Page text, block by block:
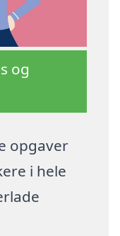
og
opgaver
i hele